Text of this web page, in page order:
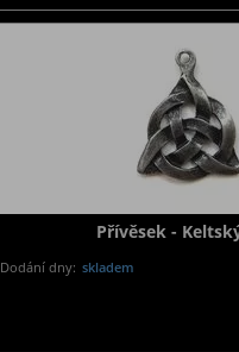
Přívěsek -
Dodání dny: skladem